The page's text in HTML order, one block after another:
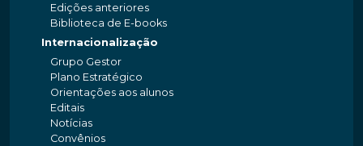
Edições anteriores
Biblioteca de E-books
Internacionalização
Grupo Gestor
Plano Estratégico
Orientações aos alunos
Editais
Notícias
Convênios